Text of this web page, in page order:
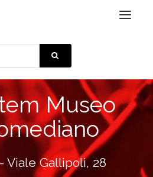
Toggle
Museo
Viale Gallipoli, 28